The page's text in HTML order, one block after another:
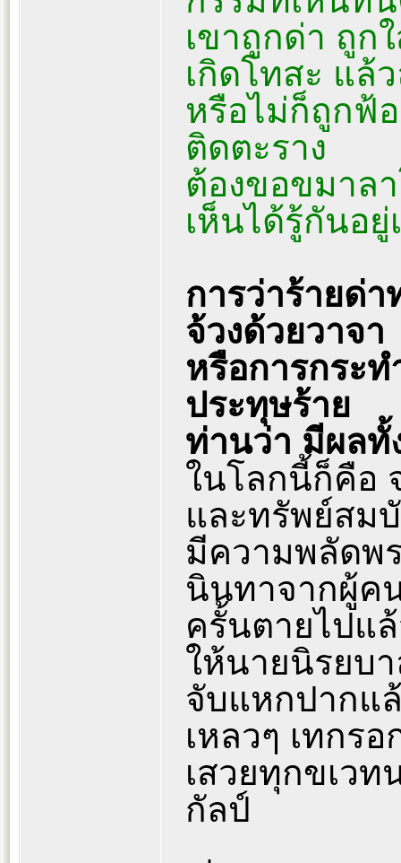
เขาถูกด่า ถูก
เกิดโทสะ แล้
หรือไม่ก็ถูกฟ้
ติดตะราง
ต้องขอขมาล
เห็นได้รู้กันอยู่
การว่าร้ายด่
จ้วงด้วยวาจา
หรือการกระท
ประทุษร้าย
ท่านว่า มีผลทั้
ในโลกนี้ก็คือ
และทรัพย์สม
มีความพลัดพ
นินทาจากผู้ค
ครั้นตายไปแ
ให้นายนิรยบ
จับแหกปากแ
เหลวๆ เทกรอ
เสวยทุกขเว
กัลป์